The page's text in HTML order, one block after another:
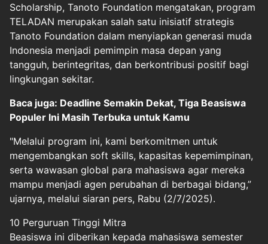
Scholarship, Tanoto Foundation mengatakan, program
TELADAN merupakan salah satu inisiatif strategis
Tanoto Foundation dalam menyiapkan generasi muda
Indonesia menjadi pemimpin masa depan yang
tangguh, berintegritas, dan berkontribusi positif bagi
lingkungan sekitar.
Baca juga: Deadline Semakin Dekat, Tiga Beasiswa
Populer Ini Masih Terbuka untuk Kamu
"Melalui program ini, kami berkomitmen untuk
mengembangkan soft skills, kapasitas kepemimpinan,
serta wawasan global para mahasiswa agar mereka
mampu menjadi agen perubahan di berbagai bidang,”
ujarnya, melalui siaran pers, Rabu (2/7/2025).
10 Perguruan Tinggi Mitra
Beasiswa ini diberikan kepada mahasiswa semester